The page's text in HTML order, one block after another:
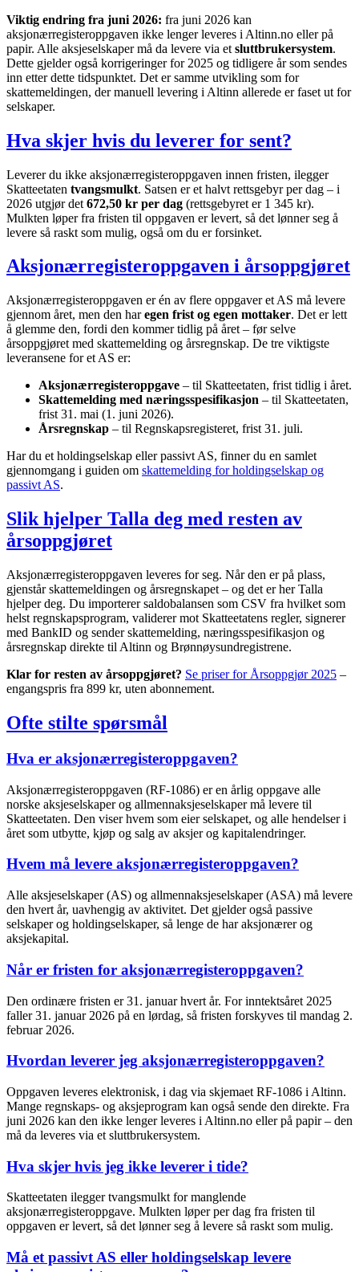
Viktig endring fra juni 2026: fra juni 2026 kan
aksjonærregisteroppgaven ikke lenger leveres i Altinn.no eller på
papir. Alle aksjeselskaper må da levere via et sluttbrukersystem.
Dette gjelder også korrigeringer for 2025 og tidligere år som sendes
inn etter dette tidspunktet. Det er samme utvikling som for
skattemeldingen, der manuell levering i Altinn allerede er faset ut for
selskaper.
Hva skjer hvis du leverer for sent?
Leverer du ikke aksjonærregisteroppgaven innen fristen, ilegger
Skatteetaten tvangsmulkt. Satsen er et halvt rettsgebyr per dag – i
2026 utgjør det 672,50 kr per dag (rettsgebyret er 1 345 kr).
Mulkten løper fra fristen til oppgaven er levert, så det lønner seg å
levere så raskt som mulig, også om du er forsinket.
Aksjonærregisteroppgaven i årsoppgjøret
Aksjonærregisteroppgaven er én av flere oppgaver et AS må levere
gjennom året, men den haregen frist og egen mottaker. Det er lett
å glemme den, fordi den kommer tidlig på året – før selve
årsoppgjøret med skattemelding og årsregnskap. De tre viktigste
leveransene for et AS er:
Aksjonærregisteroppgave – til Skatteetaten, frist tidlig i året.
Skattemelding med næringsspesifikasjon – til Skatteetaten,
frist 31. mai (1. juni 2026).
Årsregnskap – til Regnskapsregisteret, frist 31. juli.
Har du et holdingselskap eller passivt AS, finner du en samlet
gjennomgang i guiden om skattemelding for holdingselskap og
passivt AS.
Slik hjelper Talla deg med resten av
årsoppgjøret
Aksjonærregisteroppgaven leveres for seg. Når den er på plass,
gjenstår skattemeldingen og årsregnskapet – og det er her Talla
hjelper deg. Du importerer saldobalansen som CSV fra hvilket som
helst regnskapsprogram, validerer mot Skatteetatens regler, signerer
med BankID og sender skattemelding, næringsspesifikasjon og
årsregnskap direkte til Altinn og Brønnøysundregistrene.
Klar for resten av årsoppgjøret? Se priser for Årsoppgjør 2025 –
engangspris fra 899 kr, uten abonnement.
Ofte stilte spørsmål
Hva er aksjonærregisteroppgaven?
Aksjonærregisteroppgaven (RF-1086) er en årlig oppgave alle
norske aksjeselskaper og allmennaksjeselskaper må levere til
Skatteetaten. Den viser hvem som eier selskapet, og alle hendelser i
året som utbytte, kjøp og salg av aksjer og kapitalendringer.
Hvem må levere aksjonærregisteroppgaven?
Alle aksjeselskaper (AS) og allmennaksjeselskaper (ASA) må levere
den hvert år, uavhengig av aktivitet. Det gjelder også passive
selskaper og holdingselskaper, så lenge de har aksjonærer og
aksjekapital.
Når er fristen for aksjonærregisteroppgaven?
Den ordinære fristen er 31. januar hvert år. For inntektsåret 2025
faller 31. januar 2026 på en lørdag, så fristen forskyves til mandag 2.
februar 2026.
Hvordan leverer jeg aksjonærregisteroppgaven?
Oppgaven leveres elektronisk, i dag via skjemaet RF-1086 i Altinn.
Mange regnskaps- og aksjeprogram kan også sende den direkte. Fra
juni 2026 kan den ikke lenger leveres i Altinn.no eller på papir – den
må da leveres via et sluttbrukersystem.
Hva skjer hvis jeg ikke leverer i tide?
Skatteetaten ilegger tvangsmulkt for manglende
aksjonærregisteroppgave. Mulkten løper per dag fra fristen til
oppgaven er levert, så det lønner seg å levere så raskt som mulig.
Må et passivt AS eller holdingselskap levere